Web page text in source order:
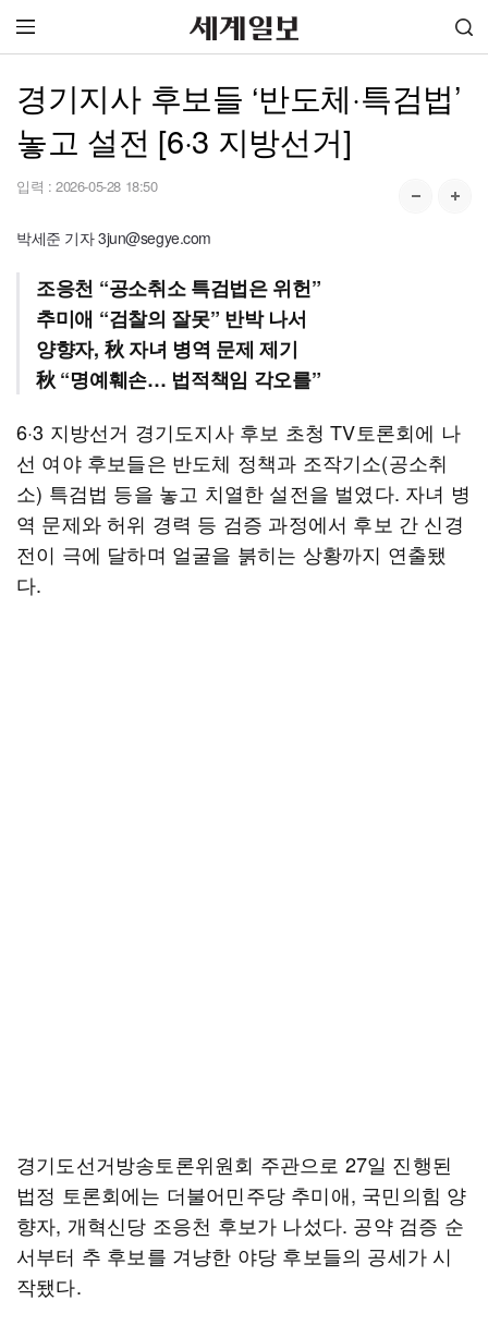
경기지사 후보들 ‘반도체·특검법’
놓고 설전 [6·3 지방선거]
입력 : 2026-05-28 18:50
박세준 기자 3jun@segye.com
조응천 “공소취소 특검법은 위헌”
추미애 “검찰의 잘못” 반박 나서
양향자, 秋 자녀 병역 문제 제기
秋 “명예훼손… 법적책임 각오를”
6·3 지방선거 경기도지사 후보 초청 TV토론회에 나
선 여야 후보들은 반도체 정책과 조작기소(공소취
소) 특검법 등을 놓고 치열한 설전을 벌였다. 자녀 병
역 문제와 허위 경력 등 검증 과정에서 후보 간 신경
전이 극에 달하며 얼굴을 붉히는 상황까지 연출됐
다.
경기도선거방송토론위원회 주관으로 27일 진행된
법정 토론회에는 더불어민주당 추미애, 국민의힘 양
향자, 개혁신당 조응천 후보가 나섰다. 공약 검증 순
서부터 추 후보를 겨냥한 야당 후보들의 공세가 시
작됐다.